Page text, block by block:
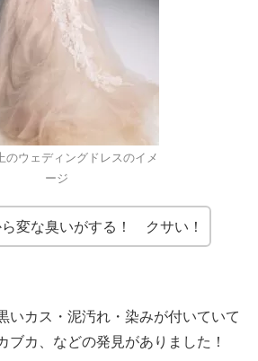
のウェディングドレスのイメ
ージ
ら変な臭いがする！ クサい！
いカス・泥汚れ・染みが付いていて
ブカ、などの発見がありました！